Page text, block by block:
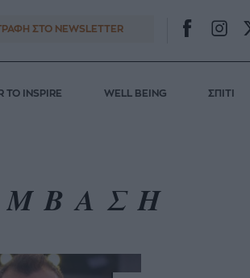
ΣΤΟ NEWSLETTER
TO INSPIRE WELL BEING ΣΠΙΤΙ